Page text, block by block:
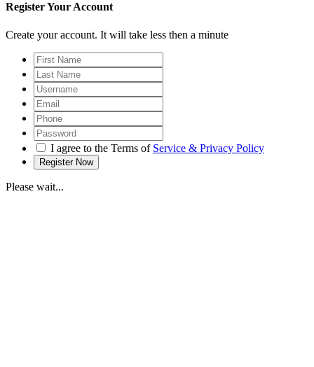
Register Your Account
Create your account. It will take less then a minute
I agree to the Terms of Service & Privacy Policy
Please wait...